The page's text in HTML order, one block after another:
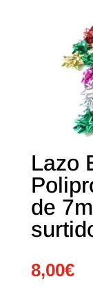
Lazo
de
8,00€